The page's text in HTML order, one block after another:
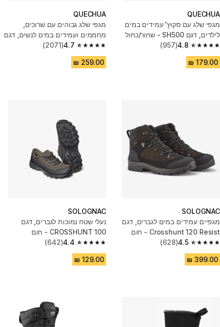
QUECHUA
מגפי שלג עם סקוץ' עמידים במים
לילדים, דגם SH500 - שחור/כחול
4.8
4.8 out of 5 stars from 957 reviews
(957)
QUECHUA
מגפי שלג גבוהים עם שרוכים,
מחממים ועמידים במים לנשים, דגם
SH500 - בז'
4.7
4.7 out of 5 stars from 2071 reviews
(2071)
SOLOGNAC
מגפיים עמידים במים לגברים, דגם
Crosshunt 120 Resist - חום
4.5
4.5 out of 5 stars from 628 reviews
(628)
SOLOGNAC
נעלי שטח נמוכות לגברים, דגם
CROSSHUNT 100 - חום
4.4
4.4 out of 5 stars from 642 reviews
(642)